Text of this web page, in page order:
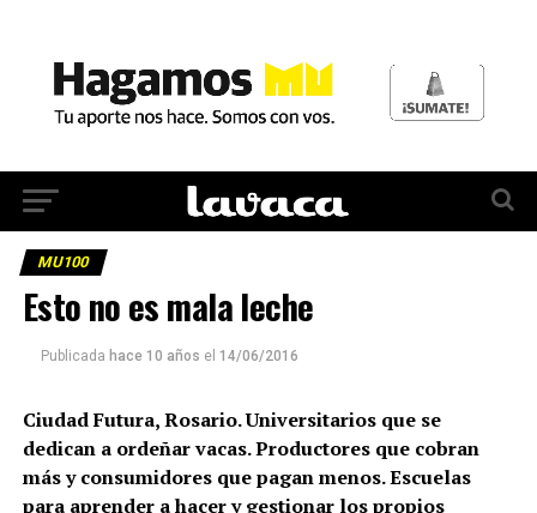
MU100
Esto no es mala leche
Publicada hace 10 años el 14/06/2016
Ciudad Futura, Rosario. Universitarios que se
dedican a ordeñar vacas. Productores que cobran
más y consumidores que pagan menos. Escuelas
para aprender a hacer y gestionar los propios